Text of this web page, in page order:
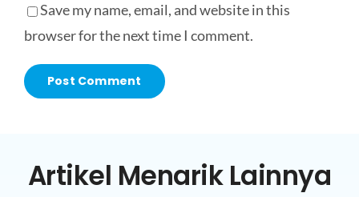
Save my name, email, and website in this
browser for the next time I comment.
Artikel Menarik Lainnya